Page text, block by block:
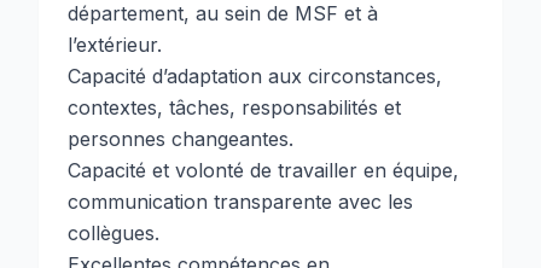
département, au sein de MSF et à
l’extérieur.
Capacité d’adaptation aux circonstances,
contextes, tâches, responsabilités et
personnes changeantes.
Capacité et volonté de travailler en équipe,
communication transparente avec les
collègues.